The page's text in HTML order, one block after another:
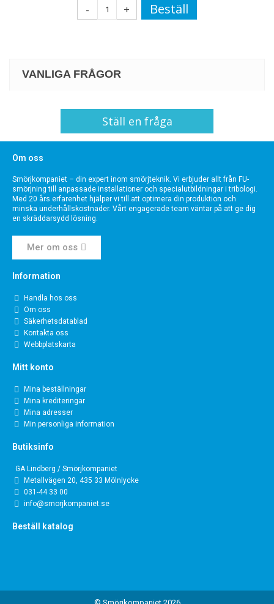
- + Beställ
VANLIGA FRÅGOR
Ställ en fråga
Om oss
Smörjkompaniet – din expert inom smörjteknik. Vi erbjuder allt från FU-
smörjning till anpassade installationer och specialutbildningar i tribologi.
Med 20 års erfarenhet hjälper vi till att optimera din produktion och
minska underhållskostnader. Vårt engagerade team väntar på att ge dig
en skräddarsydd lösning.
Mer om oss
Information
Handla hos oss
Om oss
Säkerhetsdatablad
Kontakta oss
Webbplatskarta
Mitt konto
Mina beställningar
Mina krediteringar
Mina adresser
Min personliga information
Butiksinfo
GA Lindberg / Smörjkompaniet
Metallvägen 20, 435 33 Mölnlycke
031-44 33 00
info@smorjkompaniet.se
Beställ katalog